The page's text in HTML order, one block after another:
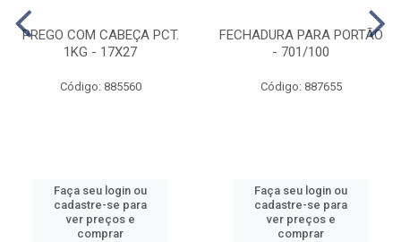
PREGO COM CABEÇA PCT.
1KG - 17X27
Código: 885560
Faça seu login ou
cadastre-se para
ver preços e
comprar
FECHADURA PARA PORTÃO
- 701/100
Código: 887655
Faça seu login ou
cadastre-se para
ver preços e
comprar